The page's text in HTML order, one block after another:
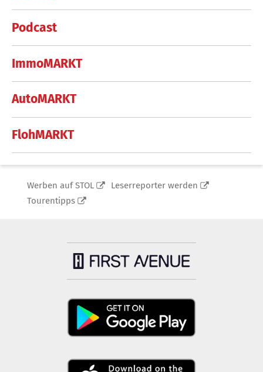
Podcast
ImmoMARKT
AutoMARKT
FlohMARKT
Werben auf STOL
Leserreporter werden
Tourentipps